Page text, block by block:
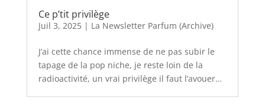
Ce p’tit privilège
Juil 3, 2025| La Newsletter Parfum (Archive)
J’ai cette chance immense de ne pas subir le
tapage de la pop niche, je reste loin de la
radioactivité, un vrai privilège il faut l’avouer…